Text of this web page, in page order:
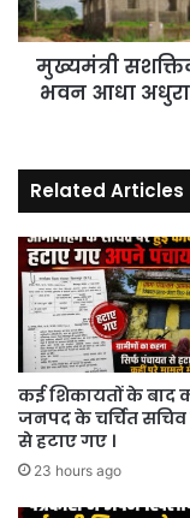
पंचायत
भवन
आधा
अधुरा
गई
आधे
से
भी
अधिक
मुख्यमंत्री
भवन आधा
Related Articles
कई शिकायतों के बाद
जनपद के चर्चित
से हटाए गए ।
23 hours ago